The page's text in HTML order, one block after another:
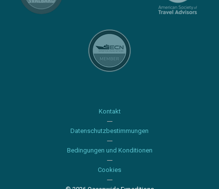
Kontakt
Datenschutzbestimmungen
Bedingungen und Konditionen
Cookies